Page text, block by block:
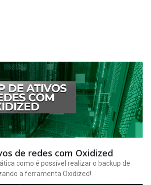
de redes com Oxidized
como é possível realizar o backup de
a ferramenta Oxidized!
Página
Página
Página
Página
Página